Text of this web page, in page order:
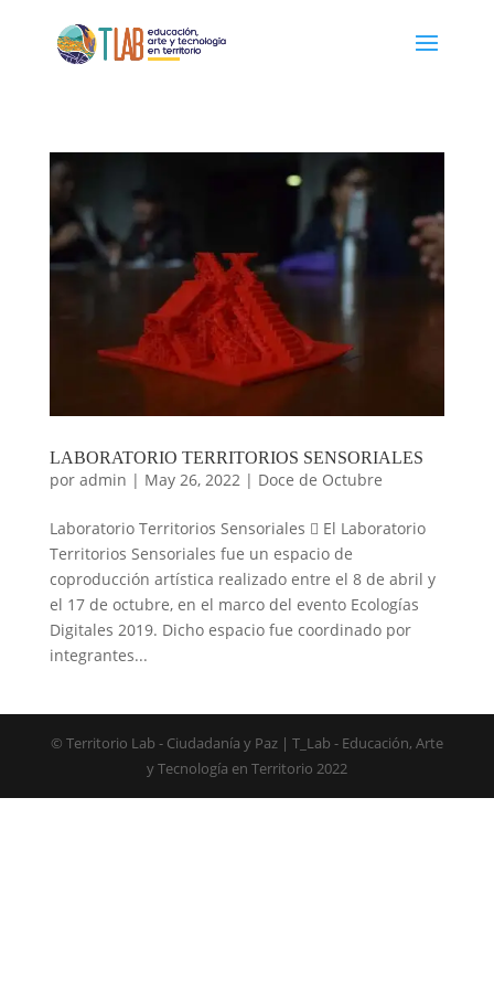
LABORATORIO TERRITORIOS SENSORIALES
por admin | May 26, 2022| Doce de Octubre
Laboratorio Territorios Sensoriales  El Laboratorio
Territorios Sensoriales fue un espacio de
coproducción artística realizado entre el 8 de abril y
el 17 de octubre, en el marco del evento Ecologías
Digitales 2019. Dicho espacio fue coordinado por
integrantes...
© Territorio Lab - Ciudadanía y Paz | T_Lab - Educación, Arte
y Tecnología en Territorio 2022